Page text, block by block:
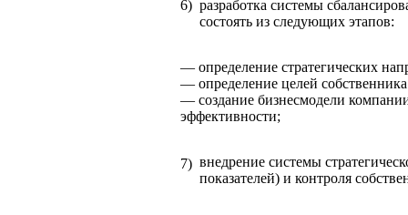
6) разработка системы
состоять из следующих этапов:
— определение стратегических
— определение целей
— создание бизнесмодели
эффективности;
7) внедрение системы
показателей) и контроля